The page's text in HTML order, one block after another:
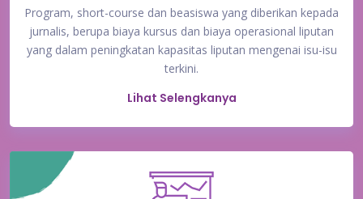
Program, short-course dan beasiswa yang diberikan kepada
jurnalis, berupa biaya kursus dan biaya operasional liputan
yang dalam peningkatan kapasitas liputan mengenai isu-isu
terkini.
Lihat Selengkanya